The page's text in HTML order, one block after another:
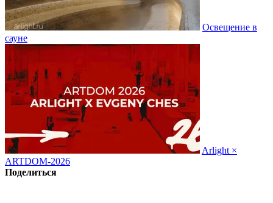
Освещение в
сауне
Arlight ×
ARTDOM-2026
Поделиться